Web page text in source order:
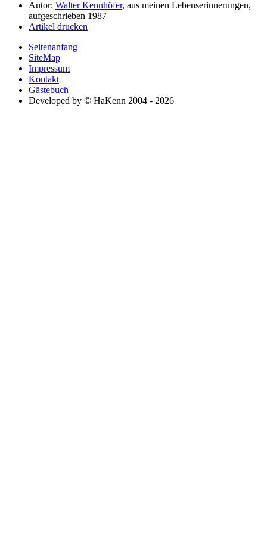
Autor: Walter Kennhöfer, aus meinen Lebenserinnerungen,
aufgeschrieben 1987
Artikel drucken
Seitenanfang
SiteMap
Impressum
Kontakt
Gästebuch
Developed by © HaKenn 2004 - 2026